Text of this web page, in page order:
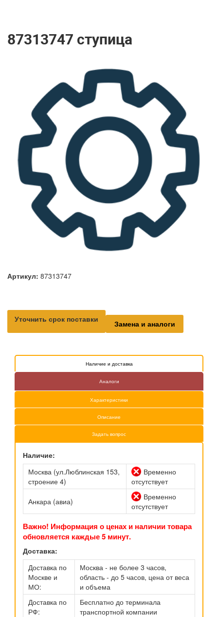
87313747 ступица
Артикул: 87313747
Уточнить срок поставки Замена и аналоги
Наличие и доставка
Аналоги
Характеристики
Описание
Задать вопрос
Наличие:
Москва (ул.Люблинская 153,
строение 4)
Временно
отсутствует
Анкара (авиа)
Временно
отсутствует
Важно! Информация о ценах и наличии товара
обновляется каждые 5 минут.
Доставка:
Доставка по
Москве и
МО:
Москва - не более 3 часов,
область - до 5 часов, цена от веса
и объема
Доставка по
РФ:
Бесплатно до терминала
транспортной компании